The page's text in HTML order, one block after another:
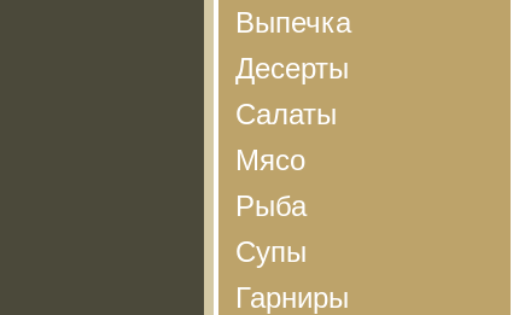
Выпечка
Десерты
Салаты
Мясо
Рыба
Супы
Гарниры